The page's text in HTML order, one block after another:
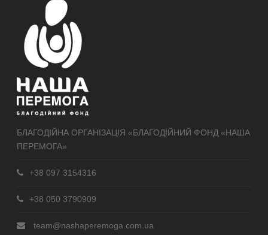
БЛАГОДІЙНА ОРГАНІЗАЦІЯ «БЛАГОДІЙНИЙ ФОНД «НАША
ПЕРЕМОГА»
+38 097 3154316
+38 050 3790909
team@nashaperemoga.com.ua